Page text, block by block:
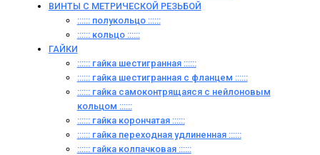
ВИНТЫ C МЕТРИЧЕСКОЙ РЕЗЬБОЙ
:::::: полукольцо ::::::
:::::: кольцо ::::::
ГАЙКИ
:::::: гайка шестигранная ::::::
:::::: гайка шестигранная с фланцем ::::::
:::::: гайка самоконтрящаяся с нейлоновым
кольцом ::::::
:::::: гайка корончатая ::::::
:::::: гайка переходная удлиненная ::::::
:::::: гайка колпачковая ::::::